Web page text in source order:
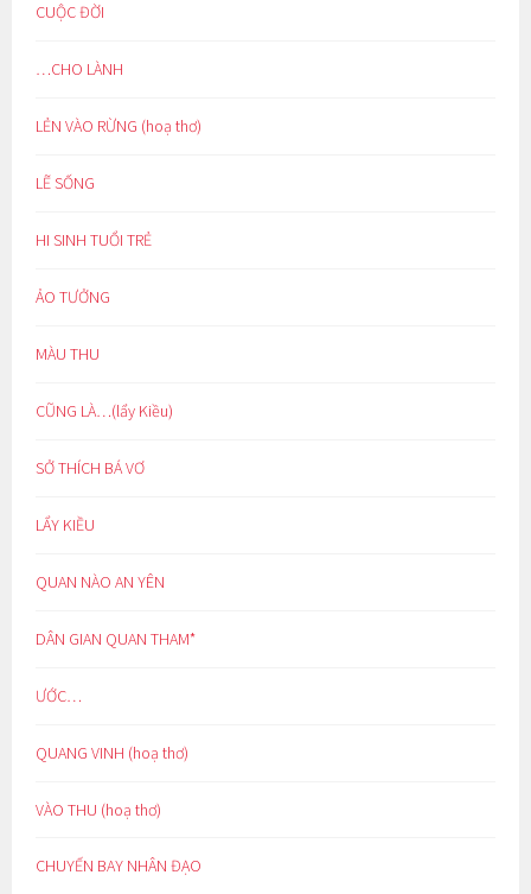
CUỘC ĐỜI
…CHO LÀNH
LẺN VÀO RỪNG (hoạ thơ)
LẼ SỐNG
HI SINH TUỔI TRẺ
ẢO TƯỞNG
MÀU THU
CŨNG LÀ…(lẩy Kiều)
SỞ THÍCH BÁ VƠ
LẨY KIỀU
QUAN NÀO AN YÊN
DÂN GIAN QUAN THAM*
ƯỚC…
QUANG VINH (hoạ thơ)
VÀO THU (hoạ thơ)
CHUYẾN BAY NHÂN ĐẠO